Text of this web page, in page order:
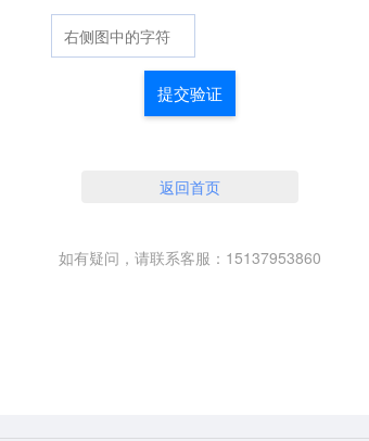
提交验证
返回首页
如有疑问，请联系客服：15137953860